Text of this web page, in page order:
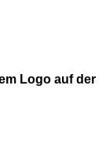
Logo auf der